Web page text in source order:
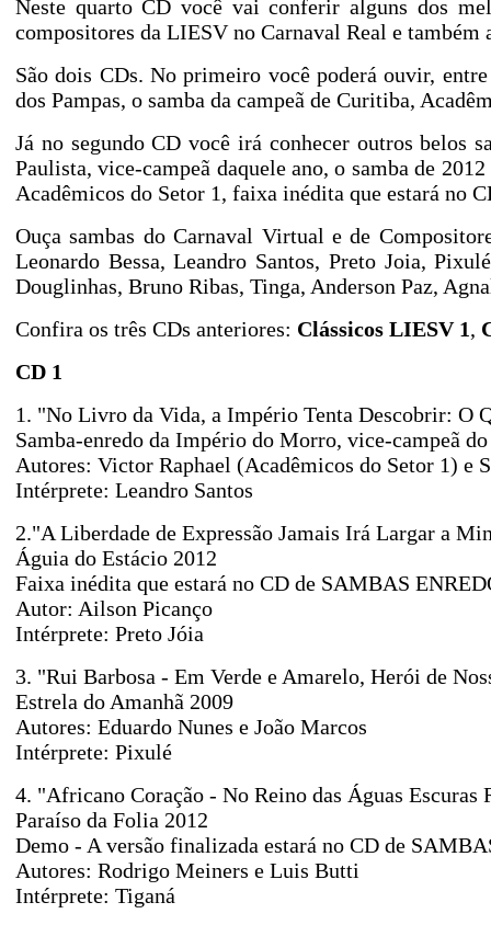
Neste quarto CD você vai conferir alguns dos
compositores da LIESV no Carnaval Real e
São dois CDs. No primeiro você poderá ouvir,
dos Pampas, o samba da campeã de Curitiba,
Já no segundo CD você irá conhecer outros belos
Paulista, vice-campeã daquele ano, o samba de
Acadêmicos do Setor 1, faixa inédita que estará no
Ouça sambas do Carnaval Virtual e de
Leonardo Bessa, Leandro Santos, Preto Joia,
Douglinhas, Bruno Ribas, Tinga, Anderson Paz,
Confira os três CDs anteriores: Clássicos LIESV 1,
CD 1
1. "No Livro da Vida, a Império Tenta Descobrir: O
Samba-enredo da Império do Morro, vice-campeã
Autores: Victor Raphael (Acadêmicos do Setor 1) e
Intérprete: Leandro Santos
2."A Liberdade de Expressão Jamais Irá Largar a
Águia do Estácio 2012
Faixa inédita que estará no CD de SAMBAS
Autor: Ailson Picanço
Intérprete: Preto Jóia
3. "Rui Barbosa - Em Verde e Amarelo, Herói de
Estrela do Amanhã 2009
Autores: Eduardo Nunes e João Marcos
Intérprete: Pixulé
4. "Africano Coração - No Reino das Águas Escuras
Paraíso da Folia 2012
Demo - A versão finalizada estará no CD de
Autores: Rodrigo Meiners e Luis Butti
Intérprete: Tiganá